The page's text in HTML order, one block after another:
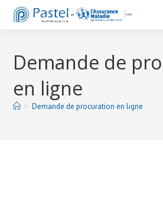
Demande de
en ligne
> Demande de procuration en ligne